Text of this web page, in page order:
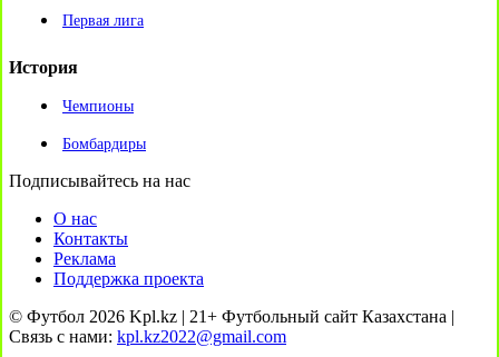
Первая лига
История
Чемпионы
Бомбардиры
Подписывайтесь на нас
О нас
Контакты
Реклама
Поддержка проекта
© Футбол 2026 Kpl.kz | 21+ Футбольный сайт Казахстана |
Связь с нами: kpl.kz2022@gmail.com